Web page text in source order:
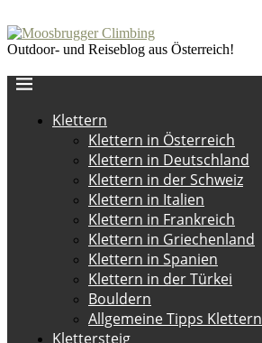
Outdoor- und Reiseblog aus Österreich!
Klettern
Klettern in Österreich
Klettern in Deutschland
Klettern in der Schweiz
Klettern in Italien
Klettern in Frankreich
Klettern in Griechenland
Klettern in Spanien
Klettern in der Türkei
Bouldern
Allgemeine Tipps Klettern
Klettersteig